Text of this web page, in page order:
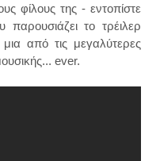
φίλους της - εντοπίστε
το τρέιλερ
από τις μεγαλύτερες
ever.